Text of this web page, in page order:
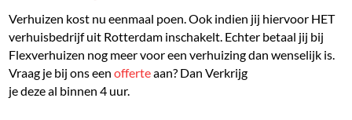
Verhuizen kost nu eenmaal poen. Ook indien jij hiervoor HET
verhuisbedrijf uit Rotterdam inschakelt. Echter betaal jij bij
Flexverhuizen nog meer voor een verhuizing dan wenselijk is.
Vraag je bij ons eenofferteaan? Dan Verkrijg
je deze al binnen 4 uur.